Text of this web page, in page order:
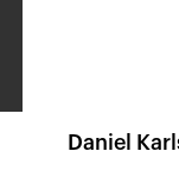
Daniel